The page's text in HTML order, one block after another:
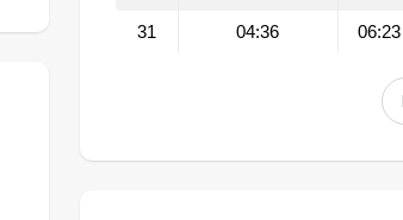
31 04:36 06:23